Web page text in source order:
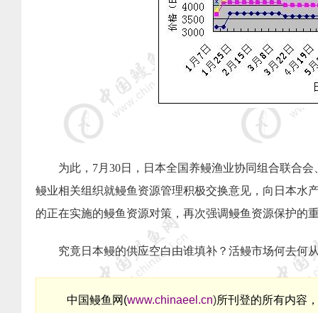
为此， 7月 30日，日本全国养鳗渔业协同组合联合
鳗业相关组织就鳗鱼资源管理积极交换意见，向日本水
的正在实施的鳗鱼资源对策，再次强调鳗鱼资源保护的
究竟日本鳗的供应空白由谁填补？活鳗市场何去何
中国鳗鱼网 (www.chinaeel.cn)所刊登的所有内容